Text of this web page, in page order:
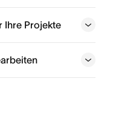
Ihre Projekte